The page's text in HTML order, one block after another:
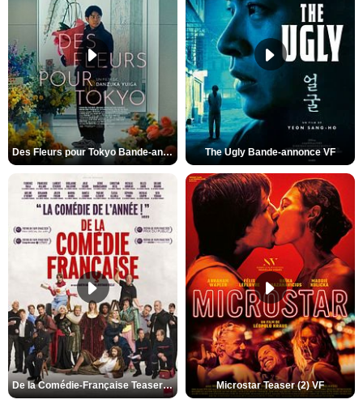
Des Fleurs pour Tokyo Bande-annonce VO STFR The Ugly Bande-annonce VF
De la Comédie-Française Teaser (3) VF Microstar Teaser (2) VF